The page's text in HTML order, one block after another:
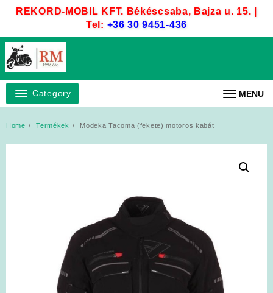
REKORD-MOBIL KFT. Békéscsaba, Bajza u. 15. |
Tel: +36 30 9451-436
Category MENU
Home Termékek Modeka Tacoma (fekete) motoros kabát